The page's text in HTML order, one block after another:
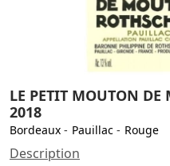
LE PETIT MOUTON
2018
Bordeaux - Pauillac - Rouge
Description